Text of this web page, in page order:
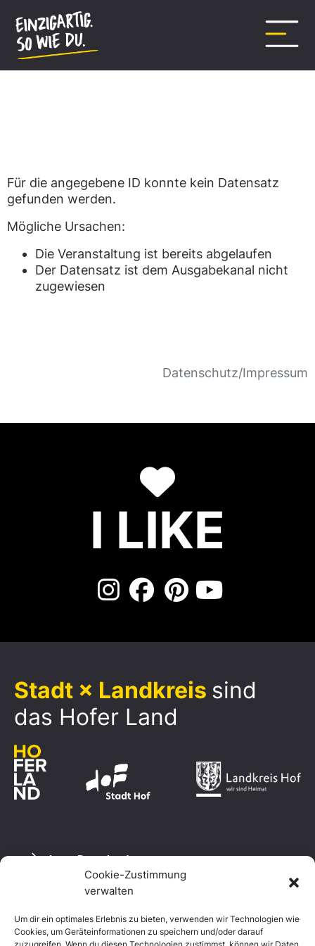
Cookie-Zustimmung
verwalten
Um dir ein optimales Erlebnis zu bieten, verwenden wir Technologien wie
Cookies, um Geräteinformationen zu speichern und/oder darauf
springen
Für die angegebene ID konnte kein Datensatz
gefunden werden.
Mögliche Ursachen:
Die Veranstaltung ist bereits abgelaufen
Der Datensatz ist dem Ausgabekanal nicht
zugewiesen
Datenschutz/Impressum
I LIKE
Stadt × Landkreis sind
das Hofer Land
Logo Download
Datenschutzerklärung
Impressum